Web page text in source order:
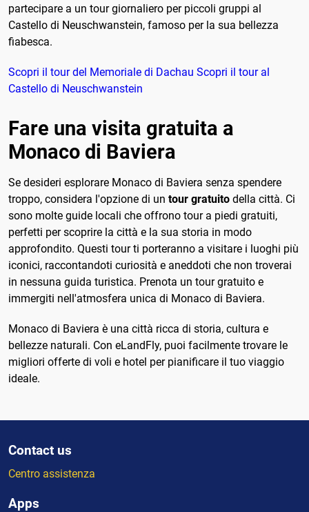
partecipare a un tour giornaliero per piccoli gruppi al
Castello di Neuschwanstein, famoso per la sua bellezza
fiabesca.
Scopri il tour del Memoriale di Dachau Scopri il tour al
Castello di Neuschwanstein
Fare una visita gratuita a
Monaco di Baviera
Se desideri esplorare Monaco di Baviera senza spendere
troppo, considera l'opzione di un tour gratuito della città. Ci
sono molte guide locali che offrono tour a piedi gratuiti,
perfetti per scoprire la città e la sua storia in modo
approfondito. Questi tour ti porteranno a visitare i luoghi più
iconici, raccontandoti curiosità e aneddoti che non troverai
in nessuna guida turistica. Prenota un tour gratuito e
immergiti nell'atmosfera unica di Monaco di Baviera.
Monaco di Baviera è una città ricca di storia, cultura e
bellezze naturali. Con eLandFly, puoi facilmente trovare le
migliori offerte di voli e hotel per pianificare il tuo viaggio
ideale.
Contact us
Centro assistenza
Apps